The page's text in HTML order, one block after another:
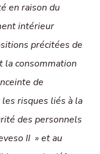
en raison du
intérieur
précitées de
la consommation
de
risques liés à la
des personnels
II » et au